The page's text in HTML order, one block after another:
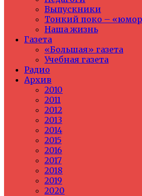
Выпускники
Тонкий поко –
Наша жизнь
Газета
«Большая» газета
Учебная газета
Радио
Архив
2010
2011
2012
2013
2014
2015
2016
2017
2018
2019
2020